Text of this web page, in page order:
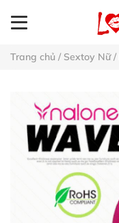
Trang chủ / Sextoy Nữ/